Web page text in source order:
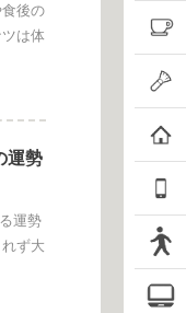
後の
は体
運勢
運勢
ず大